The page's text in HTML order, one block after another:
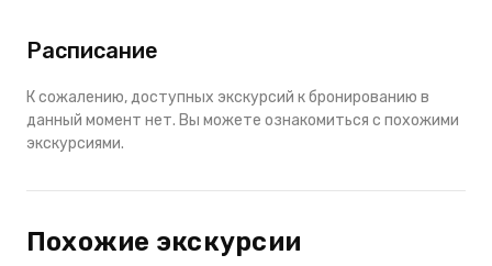
Расписание
К сожалению, доступных экскурсий к бронированию в
данный момент нет. Вы можете ознакомиться с похожими
экскурсиями.
Похожие экскурсии